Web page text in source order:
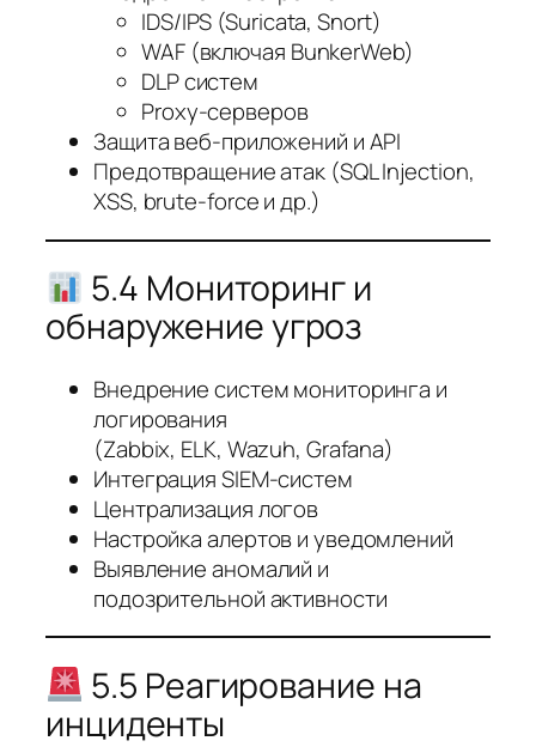
IDS/IPS (Suricata, Snort)
WAF (включая BunkerWeb)
DLP систем
Proxy-серверов
Защита веб-приложений и API
Предотвращение атак (SQL Injection,
XSS, brute-force и др.)
5.4 Мониторинг и
обнаружение угроз
Внедрение систем мониторинга и
логирования
(Zabbix, ELK, Wazuh, Grafana)
Интеграция SIEM-систем
Централизация логов
Настройка алертов и уведомлений
Выявление аномалий и
подозрительной активности
5.5 Реагирование на
инциденты